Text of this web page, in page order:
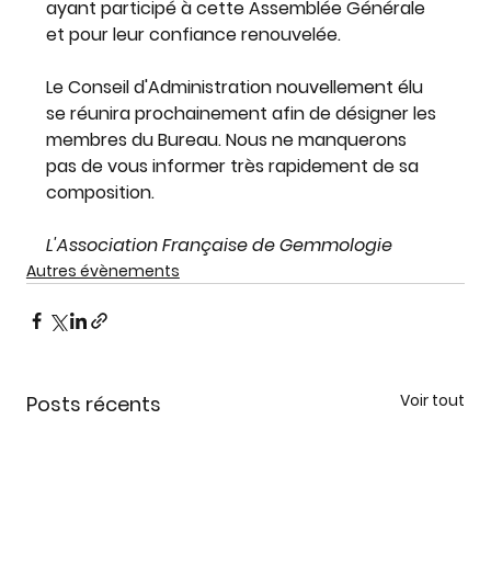
ayant participé à cette Assemblée Générale
et pour leur confiance renouvelée.
Le Conseil d'Administration nouvellement élu
se réunira prochainement afin de désigner les
membres du Bureau. Nous ne manquerons
pas de vous informer très rapidement de sa
composition.
L'Association Française de Gemmologie
Autres évènements
Posts récents Voir tout